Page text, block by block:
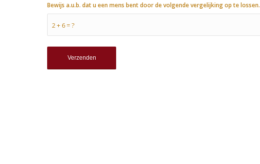
2 + 6 = ?
Bewijs a.u.b. dat u een mens bent door de volgende vergelijking op te lossen.